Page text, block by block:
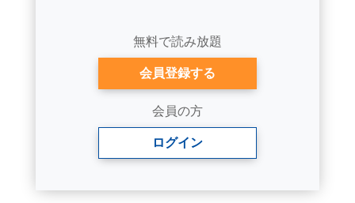
無料で読み放題
会員登録する
会員の方
ログイン